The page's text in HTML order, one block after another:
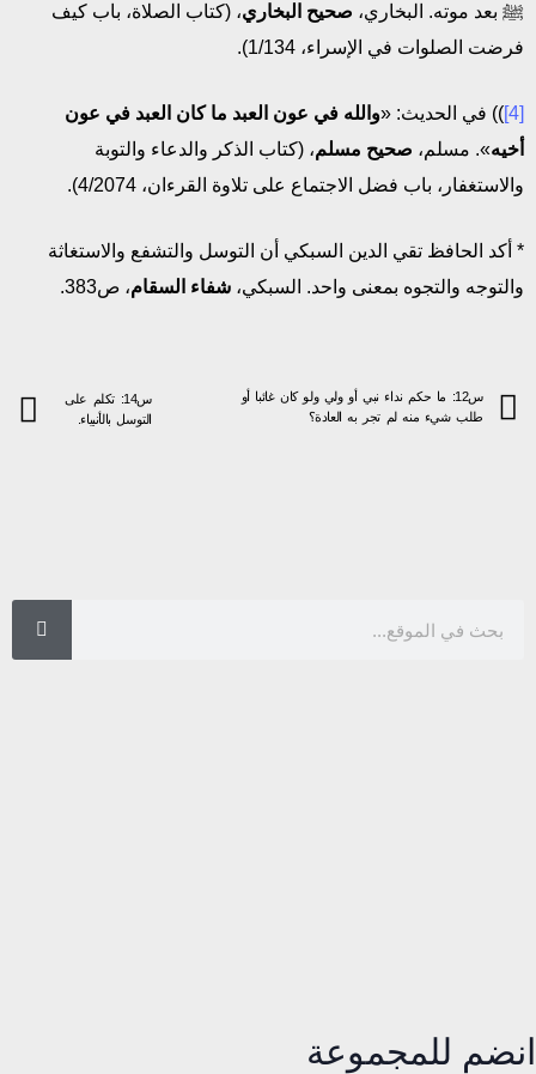
ﷺ بعد موته. البخاري، صحيح البخاري، (كتاب الصلاة، باب كيف
فرضت الصلوات في الإسراء، 1/134).
[4] )) في الحديث: «والله في عون العبد ما كان العبد في عون
أخيه». مسلم، صحيح مسلم، (كتاب الذكر والدعاء والتوبة
والاستغفار، باب فضل الاجتماع على تلاوة القرءان، 4/2074).
* أكد الحافظ تقي الدين السبكي أن التوسل والتشفع والاستغاثة
والتوجه والتجوه بمعنى واحد. السبكي، شفاء السقام، ص383.
س12: ما حكم نداء نبي أو ولي ولو كان غائبا أو
طلب شيء منه لم تجر به العادة؟
س14: تكلم على
التوسل بالأنبياء.
انضم للمجموعة